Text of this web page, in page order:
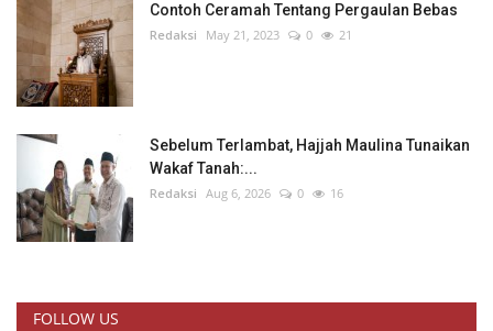
Contoh Ceramah Tentang Pergaulan Bebas
Redaksi May 21, 2023 0 21
Sebelum Terlambat, Hajjah Maulina Tunaikan
Wakaf Tanah:...
Redaksi Aug 6, 2026 0 16
FOLLOW US